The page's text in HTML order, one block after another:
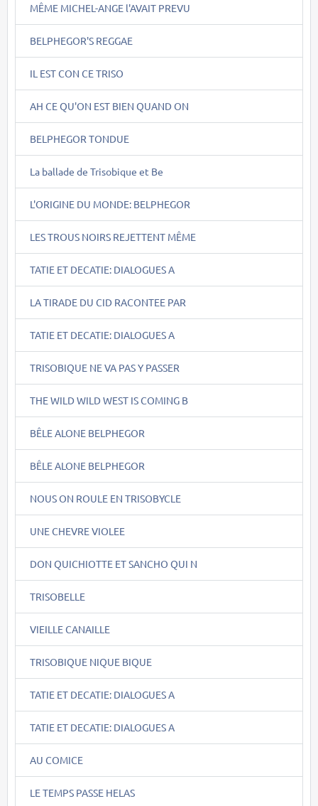
MÊME MICHEL-ANGE l'AVAIT PREVU
BELPHEGOR'S REGGAE
IL EST CON CE TRISO
AH CE QU'ON EST BIEN QUAND ON
BELPHEGOR TONDUE
La ballade de Trisobique et Be
L'ORIGINE DU MONDE: BELPHEGOR
LES TROUS NOIRS REJETTENT MÊME
TATIE ET DECATIE: DIALOGUES A
LA TIRADE DU CID RACONTEE PAR
TATIE ET DECATIE: DIALOGUES A
TRISOBIQUE NE VA PAS Y PASSER
THE WILD WILD WEST IS COMING B
BÊLE ALONE BELPHEGOR
BÊLE ALONE BELPHEGOR
NOUS ON ROULE EN TRISOBYCLE
UNE CHEVRE VIOLEE
DON QUICHIOTTE ET SANCHO QUI N
TRISOBELLE
VIEILLE CANAILLE
TRISOBIQUE NIQUE BIQUE
TATIE ET DECATIE: DIALOGUES A
TATIE ET DECATIE: DIALOGUES A
AU COMICE
LE TEMPS PASSE HELAS